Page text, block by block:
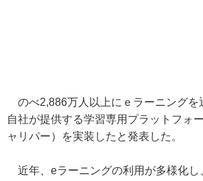
のべ2,886万人以上にｅラーニングを
自社が提供する学習専用プラットフォ
ャリパー）を実装したと発表した。
近年、eラーニングの利用が多様化し